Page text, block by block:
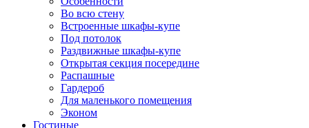
Во всю стену
Встроенные шкафы-купе
Под потолок
Раздвижные шкафы-купе
Открытая секция посередине
Распашные
Гардероб
Для маленького помещения
Эконом
Гостиные